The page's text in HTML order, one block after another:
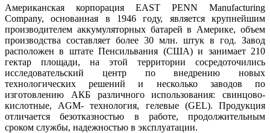
Американская корпорация EAST PENN Manufacturing
Company, основанная в 1946 году, является крупнейшим
производителем аккумуляторных батарей в Америке, объем
производства составляет более 30 млн. штук в год. Завод
расположен в штате Пенсильвания (США) и занимает 210
гектар площади, на этой территории сосредоточились
исследовательский центр по внедрению новых
технологических решений и несколько заводов по
изготовлению АКБ различного использования: свинцово-
кислотные, AGM- технология, гелевые (GEL). Продукция
отличается безотказностью в работе, продолжительным
сроком службы, надежностью в эксплуатации.